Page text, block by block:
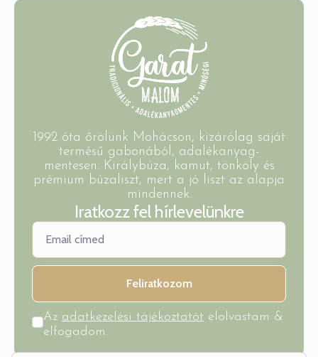
1992 óta őrölünk Mohácson, kizárólag saját
termésű gabonából, adalékanyag-
mentesen. Királybúza, kamut, tönköly és
prémium búzaliszt, mert a jó liszt az alapja
mindennek.
Iratkozz fel hírlevelünkre
Az adatkezelési tájékoztatót elolvastam &
elfogadom.
Feliratkozom